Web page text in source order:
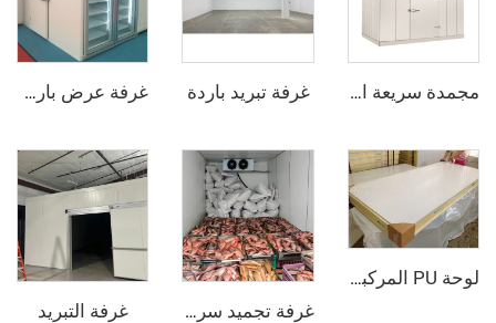
مجمدة سريعة الانفجار غرفة تبريد باردة غرفة عرض باردة مع باب زجاجي
لوحة PU المركبة من الفولاذ الملون
غرفة تجميد سريع
غرفة التبريد